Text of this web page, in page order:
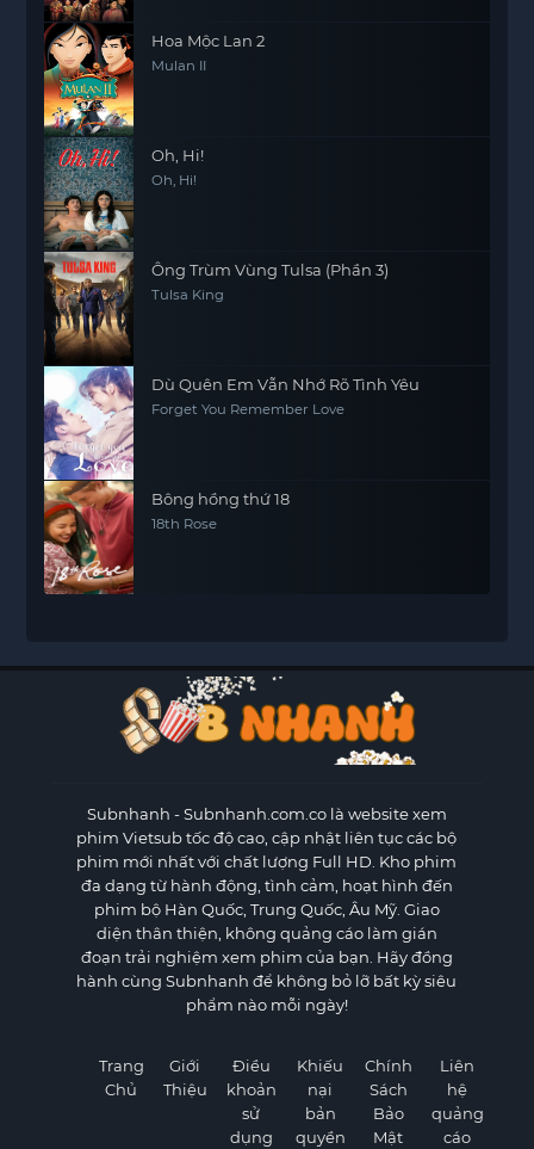
Hoa Mộc Lan 2
Mulan II
Oh, Hi!
Oh, Hi!
Ông Trùm Vùng Tulsa (Phần 3)
Tulsa King
Dù Quên Em Vẫn Nhớ Rõ Tình Yêu
Forget You Remember Love
Bông hồng thứ 18
18th Rose
Subnhanh - Subnhanh.com.co là website xem
phim Vietsub tốc độ cao, cập nhật liên tục các bộ
phim mới nhất với chất lượng Full HD. Kho phim
đa dạng từ hành động, tình cảm, hoạt hình đến
phim bộ Hàn Quốc, Trung Quốc, Âu Mỹ. Giao
diện thân thiện, không quảng cáo làm gián
đoạn trải nghiệm xem phim của bạn. Hãy đồng
hành cùng Subnhanh để không bỏ lỡ bất kỳ siêu
phẩm nào mỗi ngày!
Trang
Chủ
Giới
Thiệu
Điều
khoản
sử
dụng
Khiếu
nại
bản
quyền
Chính
Sách
Bảo
Mật
Liên
hệ
quảng
cáo